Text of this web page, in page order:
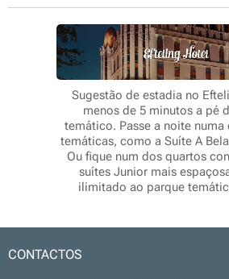
Sugestão de estadia no
menos de 5 minutos a pé
temático. Passe a noite numa
temáticas, como a Suíte A
Ou fique num dos quartos
suítes Junior mais
ilimitado ao parque
CONTACTOS